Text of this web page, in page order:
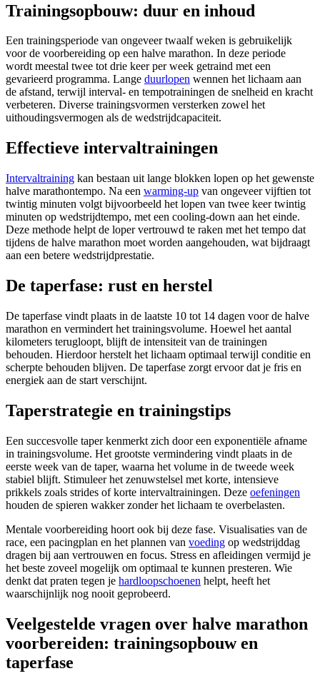
Trainingsopbouw: duur en inhoud
Een trainingsperiode van ongeveer twaalf weken is gebruikelijk
voor de voorbereiding op een halve marathon. In deze periode
wordt meestal twee tot drie keer per week getraind met een
gevarieerd programma. Lange duurlopen wennen het lichaam aan
de afstand, terwijl interval- en tempotrainingen de snelheid en kracht
verbeteren. Diverse trainingsvormen versterken zowel het
uithoudingsvermogen als de wedstrijdcapaciteit.
Effectieve intervaltrainingen
Intervaltraining kan bestaan uit lange blokken lopen op het gewenste
halve marathontempo. Na een warming-up van ongeveer vijftien tot
twintig minuten volgt bijvoorbeeld het lopen van twee keer twintig
minuten op wedstrijdtempo, met een cooling-down aan het einde.
Deze methode helpt de loper vertrouwd te raken met het tempo dat
tijdens de halve marathon moet worden aangehouden, wat bijdraagt
aan een betere wedstrijdprestatie.
De taperfase: rust en herstel
De taperfase vindt plaats in de laatste 10 tot 14 dagen voor de halve
marathon en vermindert het trainingsvolume. Hoewel het aantal
kilometers terugloopt, blijft de intensiteit van de trainingen
behouden. Hierdoor herstelt het lichaam optimaal terwijl conditie en
scherpte behouden blijven. De taperfase zorgt ervoor dat je fris en
energiek aan de start verschijnt.
Taperstrategie en trainingstips
Een succesvolle taper kenmerkt zich door een exponentiële afname
in trainingsvolume. Het grootste vermindering vindt plaats in de
eerste week van de taper, waarna het volume in de tweede week
stabiel blijft. Stimuleer het zenuwstelsel met korte, intensieve
prikkels zoals strides of korte intervaltrainingen. Deze oefeningen
houden de spieren wakker zonder het lichaam te overbelasten.
Mentale voorbereiding hoort ook bij deze fase. Visualisaties van de
race, een pacingplan en het plannen van voeding op wedstrijddag
dragen bij aan vertrouwen en focus. Stress en afleidingen vermijd je
het beste zoveel mogelijk om optimaal te kunnen presteren. Wie
denkt dat praten tegen je hardloopschoenen helpt, heeft het
waarschijnlijk nog nooit geprobeerd.
Veelgestelde vragen over halve marathon
voorbereiden: trainingsopbouw en
taperfase